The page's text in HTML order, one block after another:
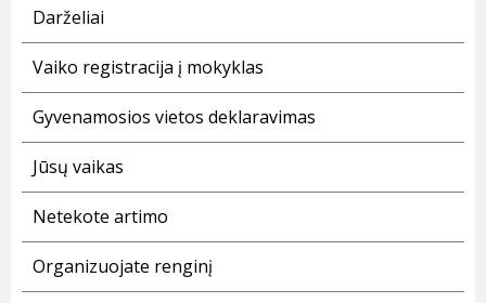
Darželiai
Vaiko registracija į mokyklas
Gyvenamosios vietos deklaravimas
Jūsų vaikas
Netekote artimo
Organizuojate renginį